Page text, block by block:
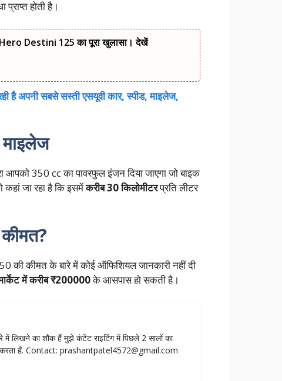
होती है।
Destini 125 का पूरा खुलासा। देखें
अपनी सबसे सस्ती एसयूवी कार, स्पीड, माइलेज,
आपको 350 cc का पावरफुल इंजन दिया जाएगा जो बाइक
कहां जा रहा है कि इसमेंकरीब 30 किलोमीटरप्रति लीटर
की कीमत के बारे में कोई ऑफिशियल जानकारी नहीं दी
में करीब ₹200000के आसपास हो सकती है।
में लिखने का शौक हैं मुझे कंटेंट राइटिंग में पिछले 2 सालों का
हँ. Contact: prashantpatel4572@gmail.com